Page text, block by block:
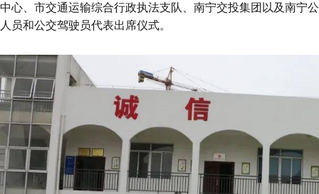
中心、市交通运输综合行政执法支队、南宁交投集团以及南宁
人员和公交驾驶员代表出席仪式。